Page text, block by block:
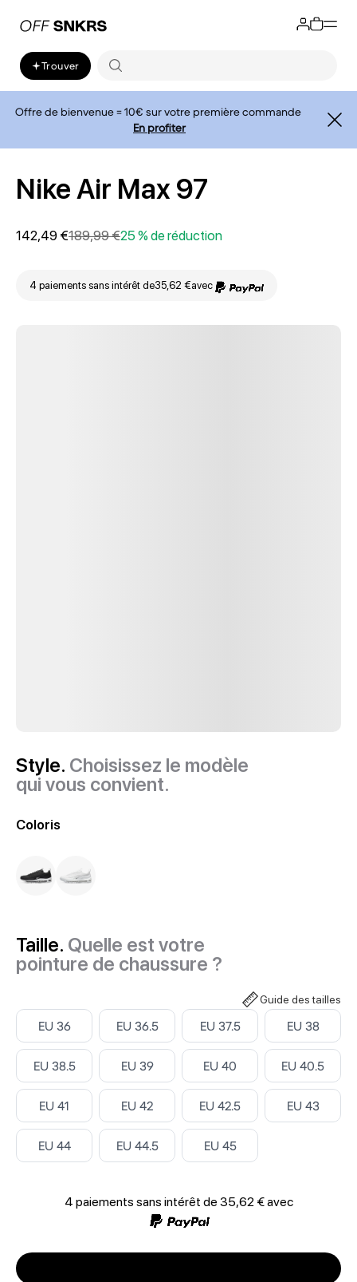
Trouver
Offre de bienvenue = 10€ sur votre première commande
En profiter
Nike Air Max 97
142,49 €189,99 €25 % de réduction
4 paiements sans intérêt de35,62 €avec
Style. Choisissez le modèle
qui vous convient.
Coloris
Taille. Quelle est votre
pointure de chaussure ?
Guide des tailles
Select ‎
EU 36 Select ‎
EU 36.5 Select ‎
EU 37.5 Select ‎
EU 38
Select ‎
EU 38.5 Select ‎
EU 39 Select ‎
EU 40 Select ‎
EU 40.5
Select ‎
EU 41 Select ‎
EU 42 Select ‎
EU 42.5 Select ‎
EU 43
Select ‎
EU 44 Select ‎
EU 44.5 Select ‎
EU 45
4 paiements sans intérêt de 35,62 €avec